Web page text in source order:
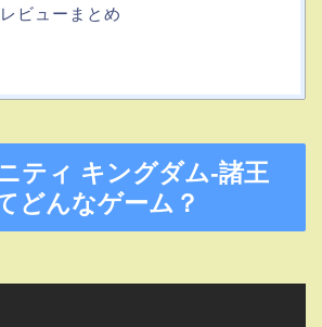
ビューまとめ
ティ キングダム-諸王
どんなゲーム？